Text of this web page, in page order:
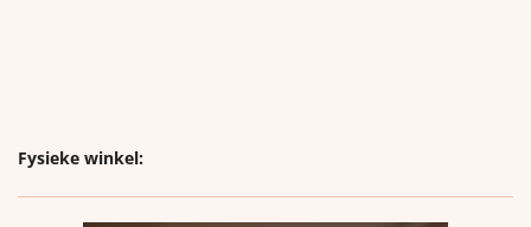
Fysieke winkel: